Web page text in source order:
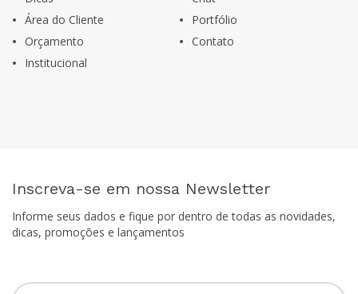
Área do Cliente
Portfólio
Orçamento
Contato
Institucional
Inscreva-se em nossa Newsletter
Informe seus dados e fique por dentro de todas as novidades,
dicas, promoções e lançamentos